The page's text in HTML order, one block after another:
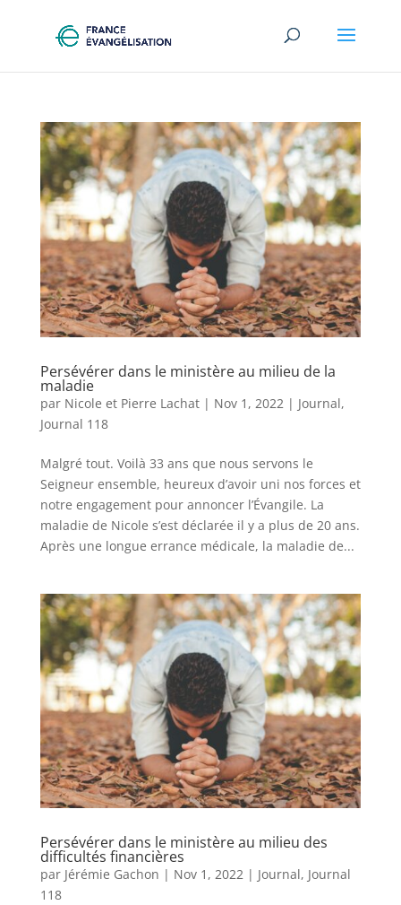
Persévérer dans le ministère au milieu de la
maladie
par Nicole et Pierre Lachat| Nov 1, 2022 | Journal,
Journal 118
Malgré tout. Voilà 33 ans que nous servons le
Seigneur ensemble, heureux d’avoir uni nos forces et
notre engagement pour annoncer l’Évangile. La
maladie de Nicole s’est déclarée il y a plus de 20 ans.
Après une longue errance médicale, la maladie de...
Persévérer dans le ministère au milieu des
difficultés financières
par Jérémie Gachon | Nov 1, 2022| Journal, Journal
118